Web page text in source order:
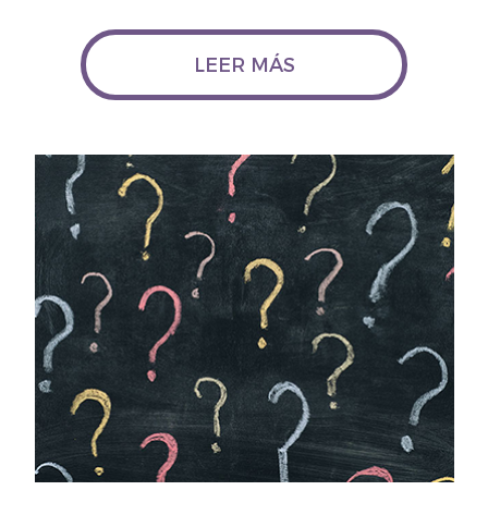
LEER MÁS